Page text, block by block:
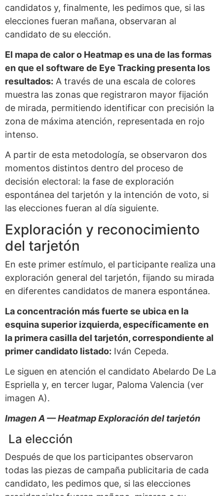
candidatos y, finalmente, les pedimos que, si las
elecciones fueran mañana, observaran al
candidato de su elección.
El mapa de calor o Heatmap es una de las formas
en que el software de Eye Tracking presenta los
resultados: A través de una escala de colores
muestra las zonas que registraron mayor fijación
de mirada, permitiendo identificar con precisión la
zona de máxima atención, representada en rojo
intenso.
A partir de esta metodología, se observaron dos
momentos distintos dentro del proceso de
decisión electoral: la fase de exploración
espontánea del tarjetón y la intención de voto, si
las elecciones fueran al día siguiente.
Exploración y reconocimiento
del tarjetón
En este primer estímulo, el participante realiza una
exploración general del tarjetón, fijando su mirada
en diferentes candidatos de manera espontánea.
La concentración más fuerte se ubica en la
esquina superior izquierda, específicamente en
la primera casilla del tarjetón, correspondiente al
primer candidato listado: Iván Cepeda.
Le siguen en atención el candidato Abelardo De La
Espriella y, en tercer lugar, Paloma Valencia (ver
imagen A).
Imagen A — Heatmap Exploración del tarjetón
La elección
Después de que los participantes observaron
todas las piezas de campaña publicitaria de cada
candidato, les pedimos que, si las elecciones